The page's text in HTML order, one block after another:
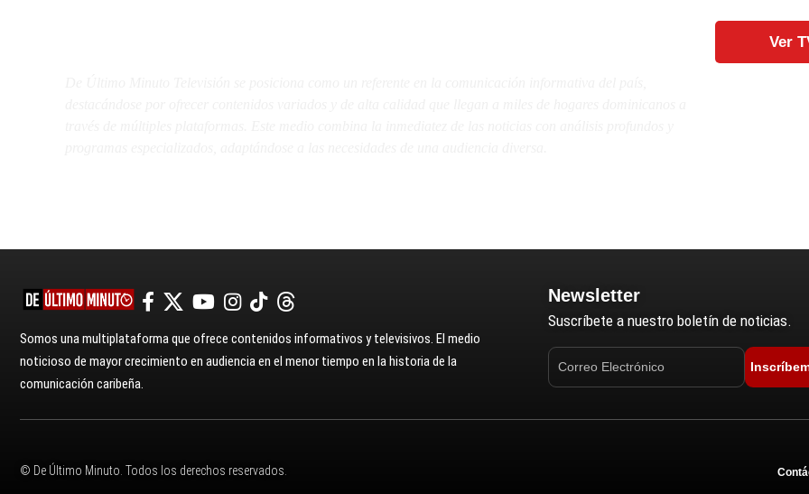
Ver
Somos una multiplataforma que ofrece contenidos informativos y televisivos. El medio
noticioso de mayor crecimiento en audiencia en el menor tiempo en la historia de la
comunicación caribeña.
Newsletter
Suscríbete a nuestro boletín de noticias.
© De Último Minuto. Todos los derechos reservados.